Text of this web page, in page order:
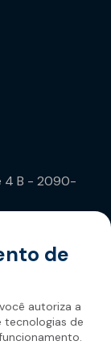
4 B - 2090-
autoriza a
tecnologias de